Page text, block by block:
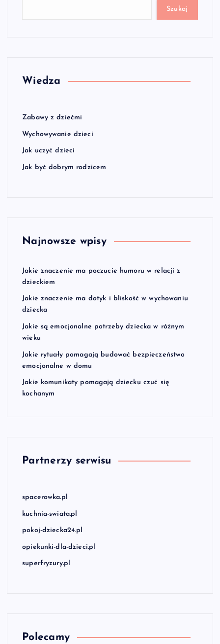
Szukaj
Wiedza
Zabawy z dziećmi
Wychowywanie dzieci
Jak uczyć dzieci
Jak być dobrym rodzicem
Najnowsze wpisy
Jakie znaczenie ma poczucie humoru w relacji z
dzieckiem
Jakie znaczenie ma dotyk i bliskość w wychowaniu
dziecka
Jakie są emocjonalne potrzeby dziecka w różnym
wieku
Jakie rytuały pomagają budować bezpieczeństwo
emocjonalne w domu
Jakie komunikaty pomagają dziecku czuć się
kochanym
Partnerzy serwisu
spacerowka.pl
kuchnia-swiata.pl
pokoj-dziecka24.pl
opiekunki-dla-dzieci.pl
superfryzury.pl
Polecamy